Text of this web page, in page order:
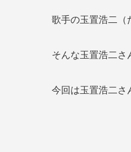
歌手の玉置浩二（
そんな玉置浩二さ
今回は玉置浩二さ